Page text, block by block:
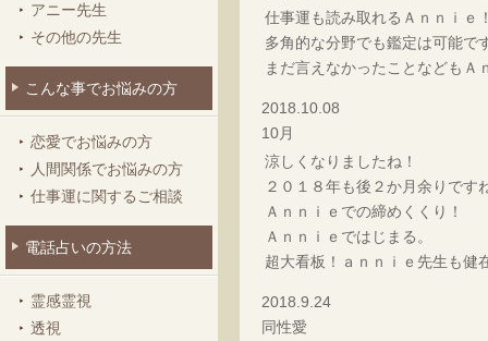
アニー先生
その他の先生
こんな事でお悩みの方
恋愛でお悩みの方
人間関係でお悩みの方
仕事運に関するご相談
電話占いの方法
霊感霊視
透視
仕事運も読み取れるＡｎｎｉｅ
多角的な分野でも鑑定は可能で
まだ言えなかったことなどもＡ
2018.10.08
10月
涼しくなりましたね！
２０１８年も後２か月余りです
Ａｎｎｉｅでの締めくくり！
Ａｎｎｉｅではじまる。
超大看板！ａｎｎｉｅ先生も健
2018.9.24
同性愛